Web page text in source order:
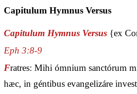
Capitulum Hymnus Versus
Capitulum Hymnus Versus {ex
Eph 3:8-9
Fratres: Mihi ómnium sanctórum
hæc, in géntibus evangelizáre